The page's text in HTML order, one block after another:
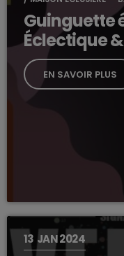
Guinguette
Éclectique
EN SAVOIR PLUS
13 JAN 2024